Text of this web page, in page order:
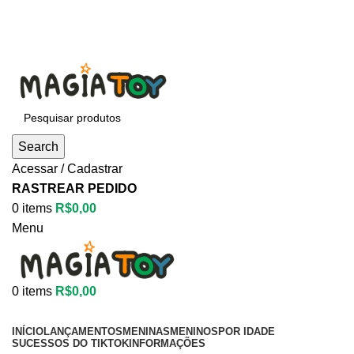
Search
Acessar / Cadastrar
RASTREAR PEDIDO
0 items R$0,00
Menu
0 items R$0,00
INÍCIOLANÇAMENTOS MENINAS MENINOS POR IDADE
SUCESSOS DO TIKTOK INFORMAÇÕES